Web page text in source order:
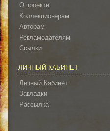
О проекте
Коллекционерам
Авторам
Рекламодателям
Ссылки
ЛИЧНЫЙ КАБИНЕТ
Личный Кабинет
Закладки
Рассылка